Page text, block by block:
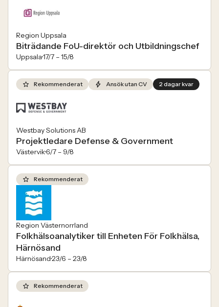
Region Uppsala
Biträdande FoU-direktör och Utbildningschef
Uppsala17/7 – 15/8
Rekommenderat Ansök utan CV 2 dagar kvar
Westbay Solutions AB
Projektledare Defense & Government
Västervik6/7 – 9/8
Rekommenderat
Region Västernorrland
Folkhälsoanalytiker till Enheten För Folkhälsa,
Härnösand
Härnösand23/6 – 23/8
Rekommenderat